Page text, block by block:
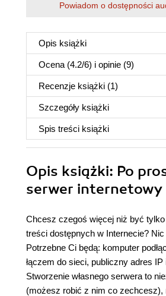
Powiadom o dostępności
Opis książki
Ocena (4.2/6) i opinie (9)
Recenzje książki (1)
Szczegóły książki
Spis treści książki
Opis książki: Po
serwer internetowy
Chcesz czegoś więcej niż być
treści dostępnych w Internecie? Nic
Potrzebne Ci będą: komputer
łączem do sieci, publiczny adres
Stworzenie własnego serwera to
(możesz robić z nim co